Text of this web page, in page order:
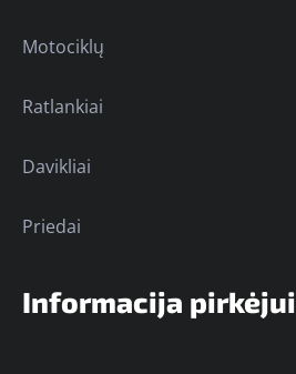
Motociklų
Ratlankiai
Davikliai
Priedai
Informacija pirkėjui